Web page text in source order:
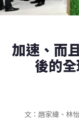
加速、而
後的
文：趙家緯、林